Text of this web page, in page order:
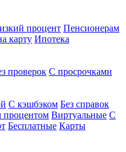
процент Пенсионерам
карту Ипотека
проверок С просрочками
С кэшбэком Без справок
процентом Виртуальные С
Бесплатные Карты